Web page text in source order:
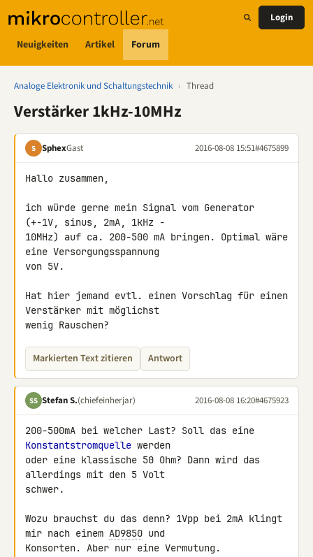
Neuigkeiten Artikel Forum
Login
Analoge Elektronik und Schaltungstechnik › Thread
Verstärker 1kHz-10MHz
S SphexGast 2016-08-08 15:51#4675899
Hallo zusammen,
ich würde gerne mein Signal vom Generator
(+-1V, sinus, 2mA, 1kHz -
10MHz) auf ca. 200-500 mA bringen. Optimal wäre
eine Versorgungsspannung
von 5V.
Hat hier jemand evtl. einen Vorschlag für einen
Verstärker mit möglichst
wenig Rauschen?
Markierten Text zitieren Antwort
SS Stefan S.(chiefeinherjar) 2016-08-08 16:20#4675923
Konstantstromquelle werden
oder eine klassische 50 Ohm? Dann wird das
allerdings mit den 5 Volt
schwer.
Wozu brauchst du das denn? 1Vpp bei 2mA klingt
mir nach einem AD9850 und
Konsorten. Aber nur eine Vermutung.